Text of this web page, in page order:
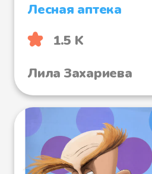
Лесная аптека
1.5 K
Лила Захариева